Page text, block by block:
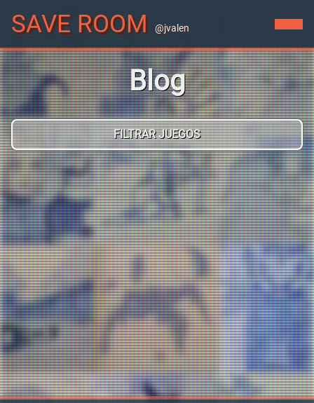
SAVE ROOM @jvalen
Blog
FILTRAR JUEGOS